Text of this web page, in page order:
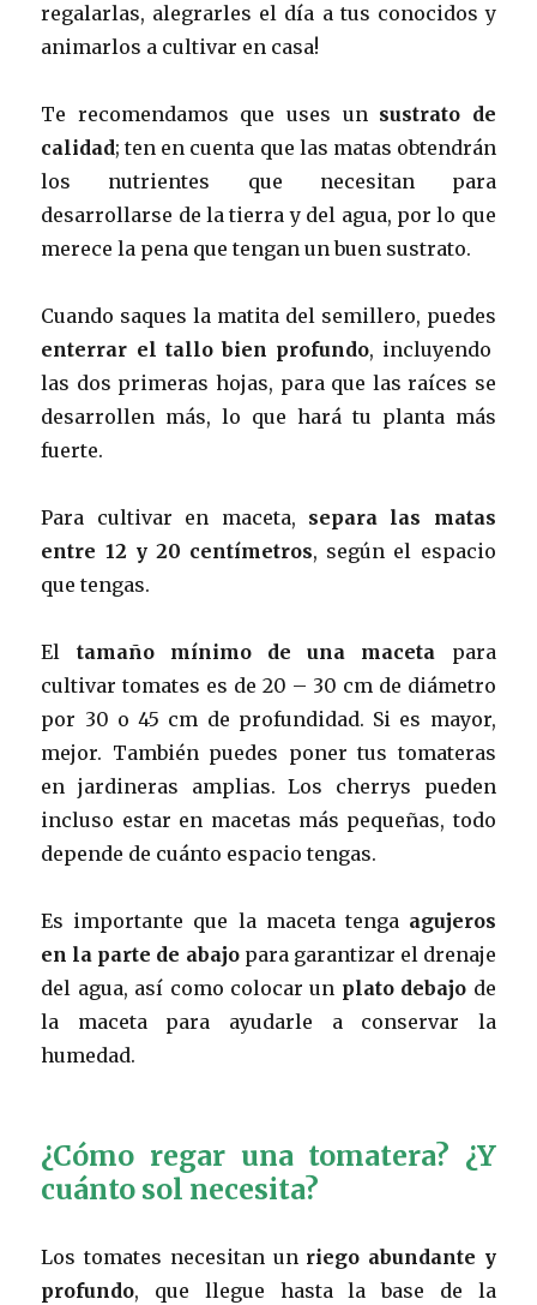
regalarlas, alegrarles el día a tus conocidos y
animarlos a cultivar en casa!
Te recomendamos que uses un sustrato de
calidad; ten en cuenta que las matas obtendrán
los nutrientes que necesitan para
desarrollarse de la tierra y del agua, por lo que
merece la pena que tengan un buen sustrato.
Cuando saques la matita del semillero, puedes
enterrar el tallo bien profundo, incluyendo
las dos primeras hojas, para que las raíces se
desarrollen más, lo que hará tu planta más
fuerte.
Para cultivar en maceta, separa las matas
entre 12 y 20 centímetros, según el espacio
que tengas.
El tamaño mínimo de una maceta para
cultivar tomates es de 20 – 30 cm de diámetro
por 30 o 45 cm de profundidad. Si es mayor,
mejor. También puedes poner tus tomateras
en jardineras amplias. Los cherrys pueden
incluso estar en macetas más pequeñas, todo
depende de cuánto espacio tengas.
Es importante que la maceta tenga agujeros
en la parte de abajopara garantizar el drenaje
del agua, así como colocar un plato debajo de
la maceta para ayudarle a conservar la
humedad.
¿Cómo regar una tomatera? ¿Y
cuánto sol necesita?
Los tomates necesitan un riego abundante y
profundo, que llegue hasta la base de la